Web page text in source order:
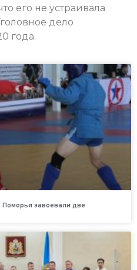
его не устраивала
дело
года.
Поморья завоевали две